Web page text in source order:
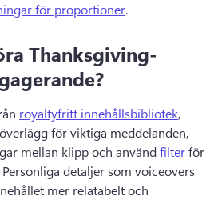
för proportioner.
Thanksgiving-
royaltyfritt innehållsbibliotek,
för viktiga meddelanden,
mellan klipp och använd filter för
Personliga detaljer som voiceovers
mer relatabelt och